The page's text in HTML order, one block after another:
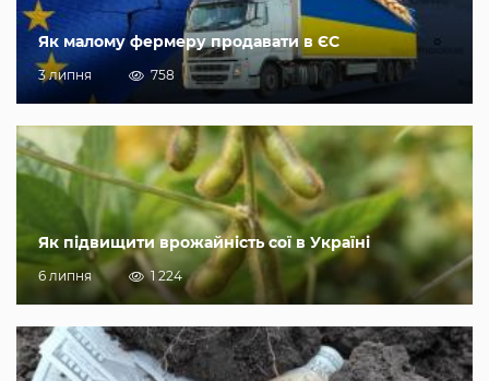
Як малому фермеру продавати в ЄС
3 липня 758
Як підвищити врожайність сої в Україні
6 липня 1 224